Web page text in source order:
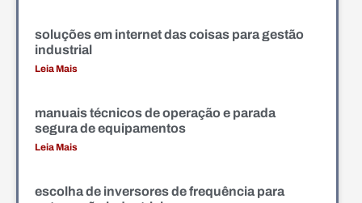
soluções em internet das coisas para gestão
industrial
Leia Mais
manuais técnicos de operação e parada
segura de equipamentos
Leia Mais
escolha de inversores de frequência para